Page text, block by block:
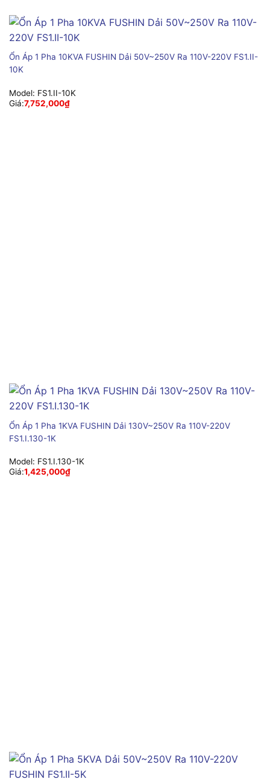
Ổn Áp 1 Pha 10KVA FUSHIN Dải 50V~250V Ra 110V-220V FS1.II-
10K
Model: FS1.II-10K
Giá:7,752,000₫
Ổn Áp 1 Pha 1KVA FUSHIN Dải 130V~250V Ra 110V-220V
FS1.I.130-1K
Model: FS1.I.130-1K
Giá:1,425,000₫